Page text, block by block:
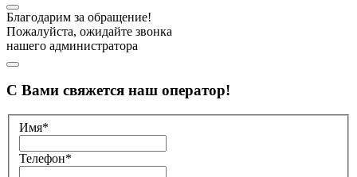
Благодарим за обращение!
Пожалуйста, ожидайте звонка
нашего администратора
С Вами свяжется наш оператор!
Имя*
Телефон*